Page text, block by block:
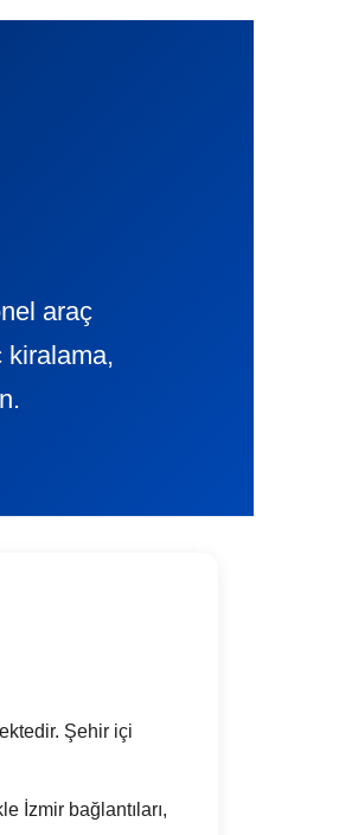
araç
kiralama,
Şehir içi
İzmir bağlantıları,